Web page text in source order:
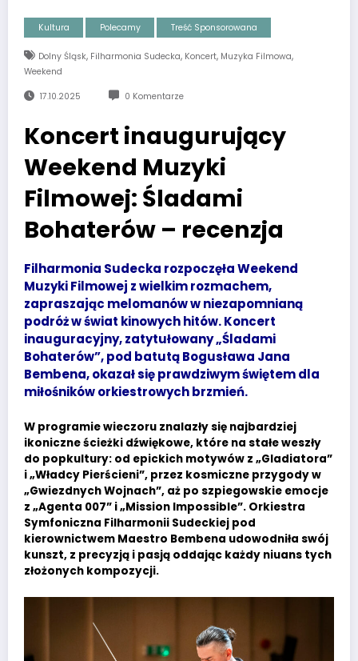
Kultura Polecamy Treść Sponsorowana
Dolny Śląsk, Filharmonia Sudecka, Koncert, Muzyka Filmowa,
Weekend
17.10.2025 0 Komentarze
Koncert inaugurujący
Weekend Muzyki
Filmowej: Śladami
Bohaterów – recenzja
Filharmonia Sudecka rozpoczęła Weekend
Muzyki Filmowej z wielkim rozmachem,
zapraszając melomanów w niezapomnianą
podróż w świat kinowych hitów. Koncert
inauguracyjny, zatytułowany „Śladami
Bohaterów”, pod batutą Bogusława Jana
Bembena, okazał się prawdziwym świętem dla
miłośników orkiestrowych brzmień.
W programie wieczoru znalazły się najbardziej
ikoniczne ścieżki dźwiękowe, które na stałe weszły
do popkultury: od epickich motywów z „Gladiatora”
i „Władcy Pierścieni”, przez kosmiczne przygody w
„Gwiezdnych Wojnach”, aż po szpiegowskie emocje
z „Agenta 007” i „Mission Impossible”. Orkiestra
Symfoniczna Filharmonii Sudeckiej pod
kierownictwem Maestro Bembena udowodniła swój
kunszt, z precyzją i pasją oddając każdy niuans tych
złożonych kompozycji.